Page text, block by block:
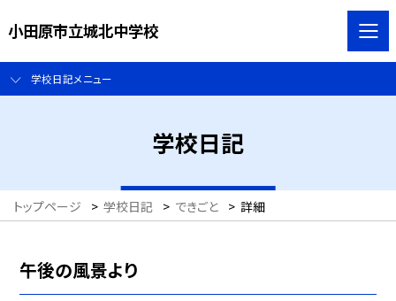
小田原市立城北中学校
学校日記メニュー
学校日記
トップページ > 学校日記 > できごと > 詳細
午後の風景より